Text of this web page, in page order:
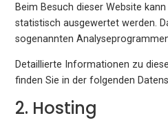
Beim Besuch dieser Website
statistisch ausgewertet werden.
sogenannten
Detaillierte Informationen zu
finden Sie in der folgenden
2. Hosting